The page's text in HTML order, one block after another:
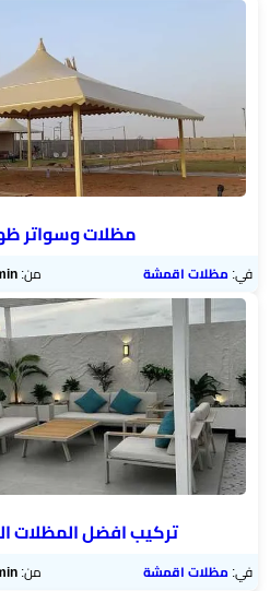
مظلات وسواتر
في:مظلات اقمشة من:
تركيب افضل المظلات
في:مظلات اقمشة من: